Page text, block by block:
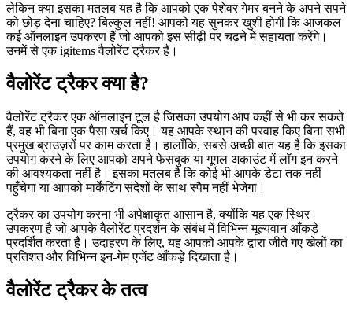
लेकिन क्या इसका मतलब यह है कि आपको एक पेशेवर गेमर बनने के अपने सपने
को छोड़ देना चाहिए? बिल्कुल नहीं! आपको यह सुनकर खुशी होगी कि आजकल
कई ऑनलाइन उपकरण हैं जो आपको इस सीढ़ी पर चढ़ने में सहायता करेंगे।
उनमें से एक igitems वैलोरेंट ट्रैकर है।
वैलोरेंट ट्रैकर क्या है?
वैलोरेंट ट्रैकर एक ऑनलाइन टूल है जिसका उपयोग आप कहीं से भी कर सकते
हैं, वह भी बिना एक पैसा खर्च किए। यह आपके स्थान की परवाह किए बिना सभी
प्रमुख ब्राउज़रों पर काम करता है। हालाँकि, सबसे अच्छी बात यह है कि इसका
उपयोग करने के लिए आपको अपने फेसबुक या गूगल अकाउंट में लॉग इन करने
की आवश्यकता नहीं है। इसका मतलब है कि कोई भी आपके डेटा तक नहीं
पहुँचेगा या आपको मार्केटिंग संदेशों के साथ स्पैम नहीं भेजेगा।
ट्रैकर का उपयोग करना भी अपेक्षाकृत आसान है, क्योंकि यह एक स्थिर
उपकरण है जो आपके वैलोरेंट प्रदर्शन के संबंध में विभिन्न मूल्यवान आँकड़े
प्रदर्शित करता है। उदाहरण के लिए, यह आपको आपके द्वारा जीते गए खेलों का
प्रतिशत और विभिन्न इन-गेम एजेंट आँकड़े दिखाता है।
वैलोरेंट ट्रैकर के तत्व